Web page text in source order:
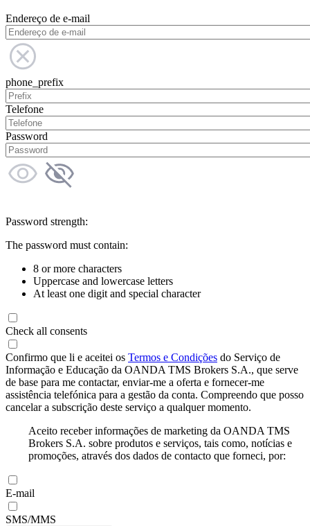
Endereço de e-mail
phone_prefix
Telefone
Password
Password strength:
The password must contain:
8 or more characters
Uppercase and lowercase letters
At least one digit and special character
Check all consents
Confirmo que li e aceitei os Termos e Condições do Serviço de
Informação e Educação da OANDA TMS Brokers S.A., que serve
de base para me contactar, enviar-me a oferta e fornecer-me
assistência telefónica para a gestão da conta. Compreendo que posso
cancelar a subscrição deste serviço a qualquer momento.
Aceito receber informações de marketing da OANDA TMS
Brokers S.A. sobre produtos e serviços, tais como, notícias e
promoções, através dos dados de contacto que forneci, por:
E-mail
SMS/MMS